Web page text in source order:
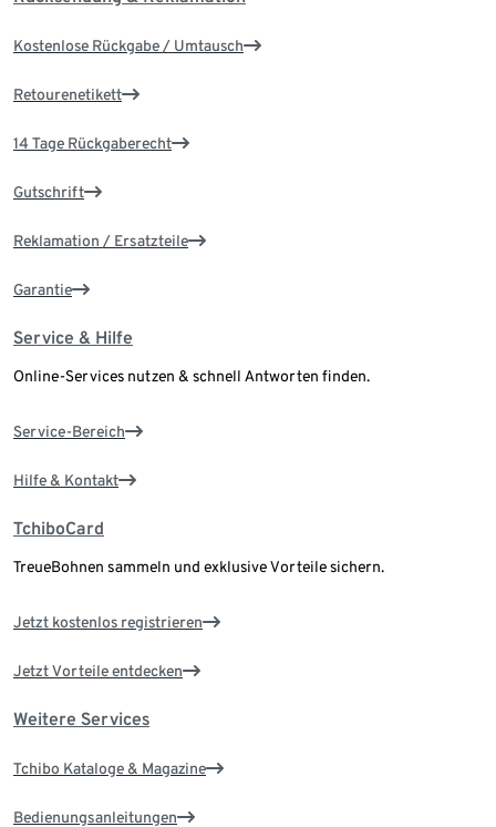
Kostenlose Rückgabe / Umtausch
Retourenetikett
14 Tage Rückgaberecht
Gutschrift
Reklamation / Ersatzteile
Garantie
Service & Hilfe
Online-Services nutzen & schnell Antworten finden.
Service-Bereich
Hilfe & Kontakt
TchiboCard
TreueBohnen sammeln und exklusive Vorteile sichern.
Jetzt kostenlos registrieren
Jetzt Vorteile entdecken
Weitere Services
Tchibo Kataloge & Magazine
Bedienungsanleitungen